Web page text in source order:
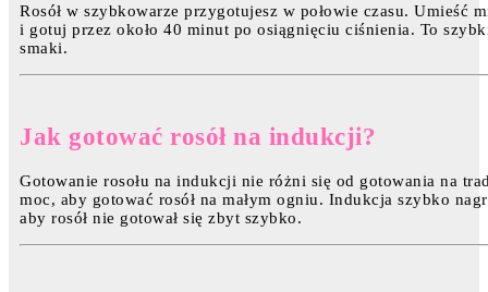
Rosół w szybkowarze przygotujesz w połowie czasu.
i gotuj przez około 40 minut po osiągnięciu ciśnienia. To
smaki.
Jak gotować rosół na indukcji?
Gotowanie rosołu na indukcji nie różni się od gotowania na
moc, aby gotować rosół na małym ogniu. Indukcja szybko
aby rosół nie gotował się zbyt szybko.